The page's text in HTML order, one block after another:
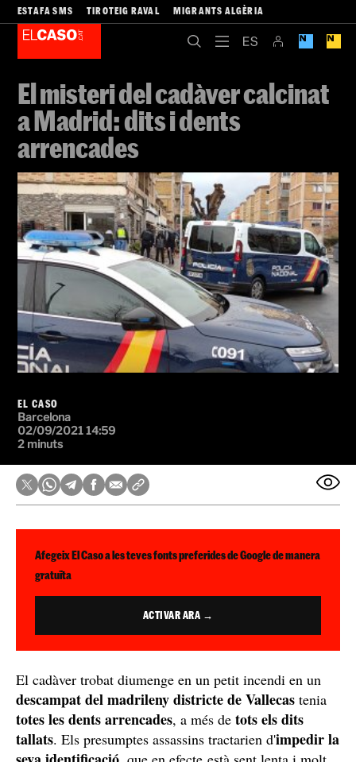
ESTAFA SMS TIROTEIG RAVAL MIGRANTS ALGÈRIA
El misteri del cadàver calcinat
a Madrid: dits i dents
arrencades
EL CASO
Barcelona
02/09/2021 14:59
2 minuts
Afegeix El Caso a les teves fonts preferides de Google de manera
gratuïta
ACTIVAR ARA →
El cadàver trobat diumenge en un petit incendi en un
descampat del madrileny districte de Vallecas tenia
totes les dents arrencades, a més de tots els dits
tallats. Els presumptes assassins tractarien d'impedir la